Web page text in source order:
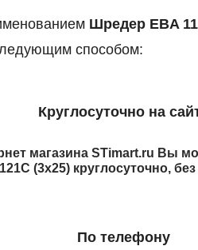
Шредер EBA
способом:
Круглосуточно на
магазина STimart.ru Вы
(3x25) круглосуточно,
По телефону